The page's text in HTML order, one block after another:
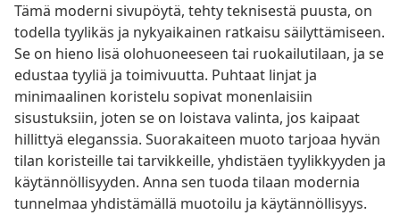
Tämä moderni sivupöytä, tehty teknisestä puusta, on
todella tyylikäs ja nykyaikainen ratkaisu säilyttämiseen.
Se on hieno lisä olohuoneeseen tai ruokailutilaan, ja se
edustaa tyyliä ja toimivuutta. Puhtaat linjat ja
minimaalinen koristelu sopivat monenlaisiin
sisustuksiin, joten se on loistava valinta, jos kaipaat
hillittyä eleganssia. Suorakaiteen muoto tarjoaa hyvän
tilan koristeille tai tarvikkeille, yhdistäen tyylikkyyden ja
käytännöllisyyden. Anna sen tuoda tilaan modernia
tunnelmaa yhdistämällä muotoilu ja käytännöllisyys.